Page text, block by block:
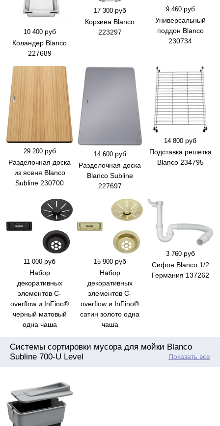
10 400 руб
Коландер Blanco
227689
17 300 руб
Корзина Blanco
223297
9 460 руб
Универсальный
поддон Blanco
230734
29 200 руб
Разделочная доска
из ясеня Blanco
Subline 230700
14 600 руб
Разделочная доска
Blanco Subline
227697
14 800 руб
Подставка решетка
Blanco 234795
11 000 руб
Набор
декоративных
элементов C-
overflow и InFino®
черный матовый
одна чаша
15 900 руб
Набор
декоративных
элементов C-
overflow и InFino®
сатин золото одна
чаша
3 760 руб
Сифон Blanco 1/2
Германия 137262
Системы сортировки мусора для мойки Blanco
Subline 700-U Level
Показать все